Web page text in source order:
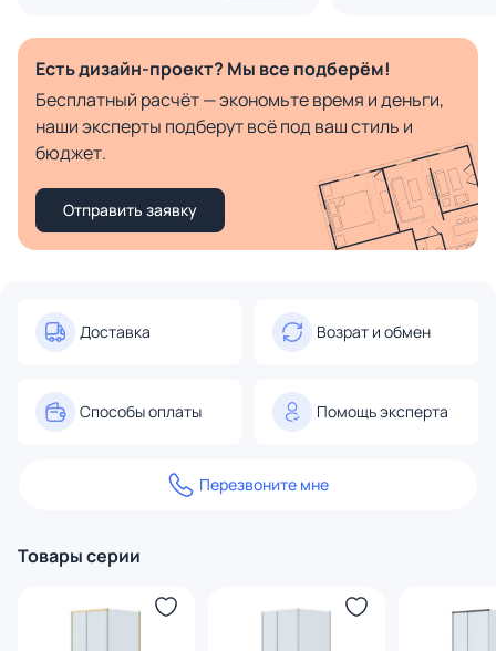
Есть дизайн-проект? Мы все подберём!
Бесплатный расчёт — экономьте время и деньги,
наши эксперты подберут всё под ваш стиль и
бюджет.
Отправить заявку
Доставка Возрат и обмен
Способы оплаты Помощь эксперта
Перезвоните мне
Товары серии